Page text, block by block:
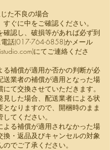
た不良の場合
ぐに中をご確認ください。
確認し、破損等があれば必ず到
話(017-764-6858)かメール
)にてご連絡くださ
る補償が適用か否かの判断が必
送業者の補償が適用となった場
て交換させていただきます。
した場合、配送業者による状
となりますので、開梱時のまま
てください。
る補償が適用されなかった場
換・返品及びキャンセルの対象
でご了承ください。